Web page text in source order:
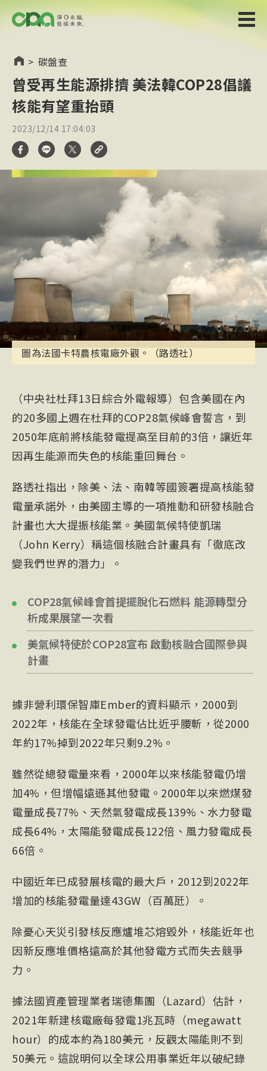
> 碳盤查
曾受再生能源排擠 美法韓COP28倡議
核能有望重抬頭
2023/12/14 17:04:03
圖為法國卡特農核電廠外觀。（路透社）
（中央社杜拜13日綜合外電報導）包含美國在內
的20多國上週在杜拜的COP28氣候峰會誓言，到
2050年底前將核能發電提高至目前的3倍，讓近年
因再生能源而失色的核能重回舞台。
路透社指出，除美、法、南韓等國簽署提高核能發
電量承諾外，由美國主導的一項推動和研發核融合
計畫也大大提振核能業。美國氣候特使凱瑞
（John Kerry）稱這個核融合計畫具有「徹底改
變我們世界的潛力」。
COP28氣候峰會首提擺脫化石燃料 能源轉型分
析成果展望一次看
美氣候特使於COP28宣布 啟動核融合國際參與
計畫
據非營利環保智庫Ember的資料顯示，2000到
2022年，核能在全球發電佔比近乎腰斬，從2000
年約17%掉到2022年只剩9.2%。
雖然從總發電量來看，2000年以來核能發電仍增
加4%，但增幅遠遜其他發電。2000年以來燃煤發
電量成長77%、天然氣發電成長139%、水力發電
成長64%，太陽能發電成長122倍、風力發電成長
66倍。
中國近年已成發展核電的最大戶，2012到2022年
增加的核能發電量達43GW（百萬瓩）。
除憂心天災引發核反應爐堆芯熔毀外，核能近年也
因新反應堆價格遠高於其他發電方式而失去競爭
力。
據法國資產管理業者瑞德集團（Lazard）估計，
2021年新建核電廠每發電1兆瓦時（megawatt
hour）的成本約為180美元，反觀太陽能則不到
50美元。這說明何以全球公用事業近年以破紀錄